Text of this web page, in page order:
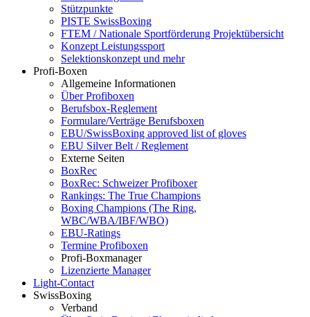
Stützpunkte
PISTE SwissBoxing
FTEM / Nationale Sportförderung Projektübersicht
Konzept Leistungssport
Selektionskonzept und mehr
Profi-Boxen
Allgemeine Informationen
Über Profiboxen
Berufsbox-Reglement
Formulare/Verträge Berufsboxen
EBU/SwissBoxing approved list of gloves
EBU Silver Belt / Reglement
Externe Seiten
BoxRec
BoxRec: Schweizer Profiboxer
Rankings: The True Champions
Boxing Champions (The Ring,
WBC/WBA/IBF/WBO)
EBU-Ratings
Termine Profiboxen
Profi-Boxmanager
Lizenzierte Manager
Light-Contact
SwissBoxing
Verband